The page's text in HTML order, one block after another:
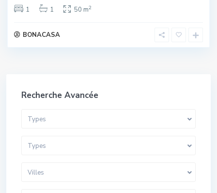
1
1 50 m2
BONACASA
Recherche Avancée
Types
Types
Villes